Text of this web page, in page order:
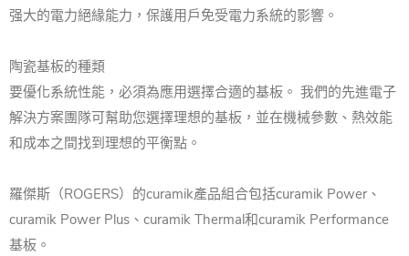
强大的電力絕緣能力，保護用戶免受電力系統的影響。
陶瓷基板的種類
要優化系統性能，必須為應用選擇合適的基板。 我們的先進電子
解決方案團隊可幫助您選擇理想的基板，並在機械參數、熱效能
和成本之間找到理想的平衡點。
羅傑斯（ROGERS）的curamik產品組合包括curamik Power、
curamik Power Plus、curamik Thermal和curamik Performance
基板。